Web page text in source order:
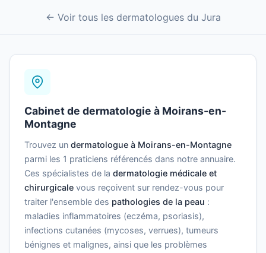
← Voir tous les dermatologues du Jura
Cabinet de dermatologie à Moirans-en-
Montagne
Trouvez un dermatologue à Moirans-en-Montagne
parmi les 1 praticiens référencés dans notre annuaire.
Ces spécialistes de la dermatologie médicale et
chirurgicale vous reçoivent sur rendez-vous pour
traiter l'ensemble des pathologies de la peau :
maladies inflammatoires (eczéma, psoriasis),
infections cutanées (mycoses, verrues), tumeurs
bénignes et malignes, ainsi que les problèmes